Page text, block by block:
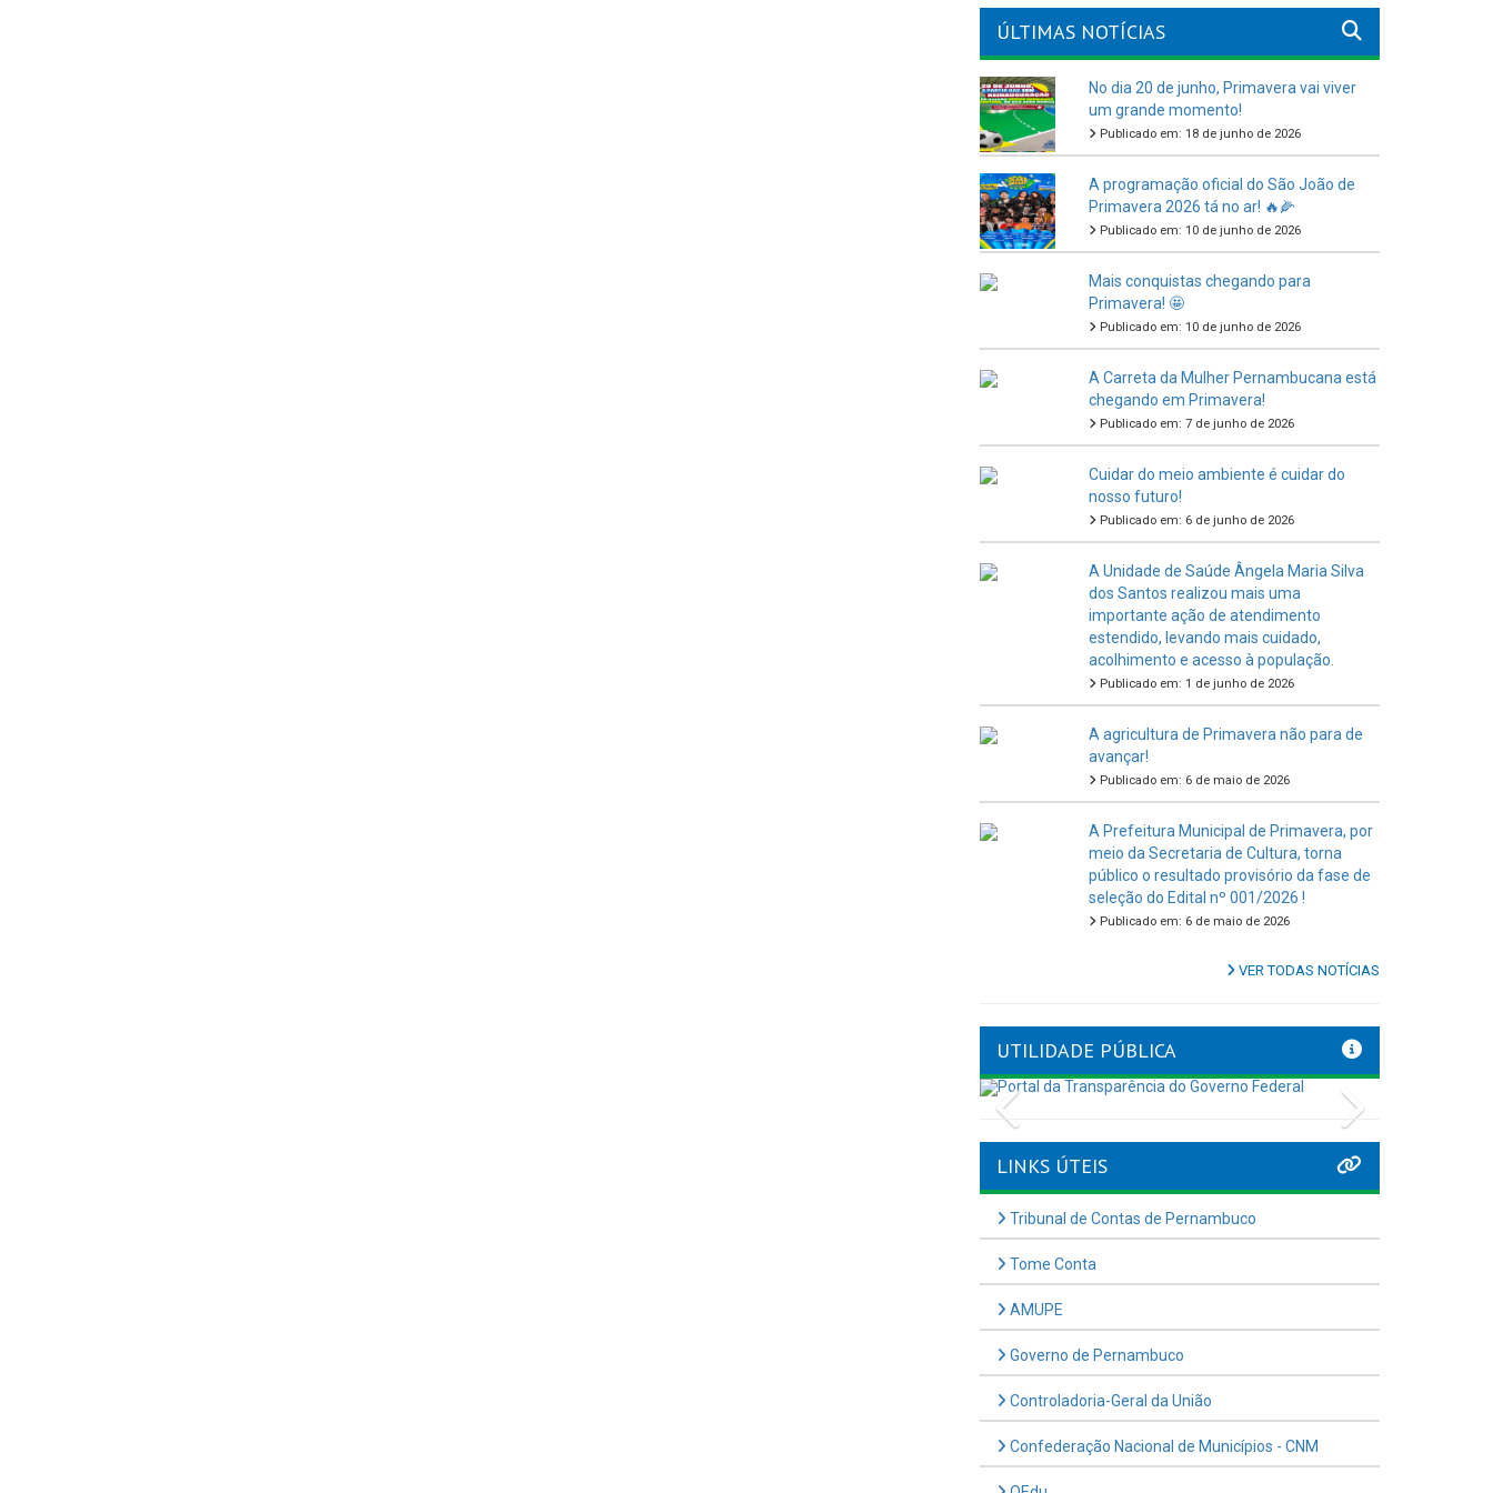
ÚLTIMAS NOTÍCIAS
No dia 20 de junho, Primavera vai viver
um grande momento!
Publicado em: 18 de junho de 2026
A programação oficial do São João de
Primavera 2026 tá no ar! 🔥🌽
Publicado em: 10 de junho de 2026
Mais conquistas chegando para
Primavera! 🤩
Publicado em: 10 de junho de 2026
A Carreta da Mulher Pernambucana está
chegando em Primavera!
Publicado em: 7 de junho de 2026
Cuidar do meio ambiente é cuidar do
nosso futuro!
Publicado em: 6 de junho de 2026
A Unidade de Saúde Ângela Maria Silva
dos Santos realizou mais uma
importante ação de atendimento
estendido, levando mais cuidado,
acolhimento e acesso à população.
Publicado em: 1 de junho de 2026
A agricultura de Primavera não para de
avançar!
Publicado em: 6 de maio de 2026
A Prefeitura Municipal de Primavera, por
meio da Secretaria de Cultura, torna
público o resultado provisório da fase de
seleção do Edital nº 001/2026 !
Publicado em: 6 de maio de 2026
VER TODAS NOTÍCIAS
UTILIDADE PÚBLICA
Previous
LINKS ÚTEIS
Tribunal de Contas de Pernambuco
Tome Conta
AMUPE
Governo de Pernambuco
Controladoria-Geral da União
Confederação Nacional de Municípios - CNM